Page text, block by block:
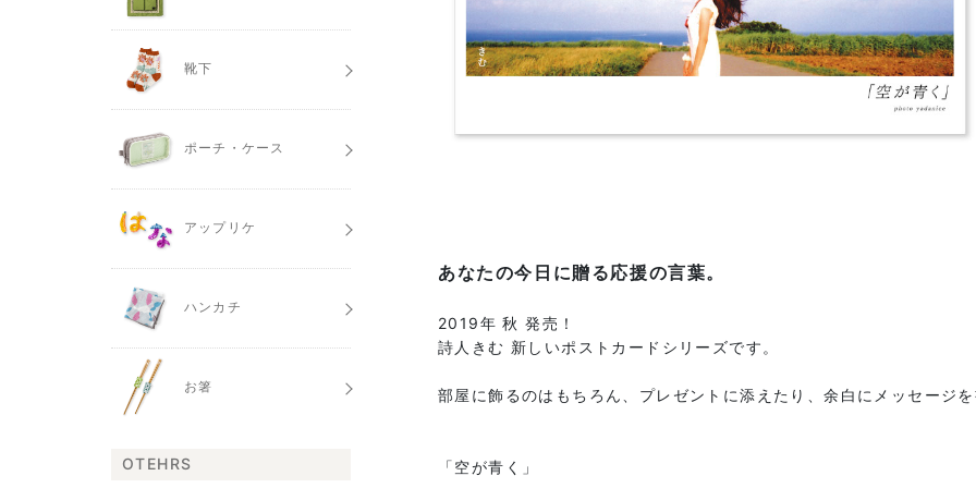
あなたの今日に贈る応援の言葉。
2019年 秋 発売！
詩人きむ 新しいポストカードシリーズです。
部屋に飾るのはもちろん、プレゼントに添えたり、余白にメッセージ
「空が青く」
靴下
ポーチ・ケース
アップリケ
ハンカチ
お箸
OTEHRS